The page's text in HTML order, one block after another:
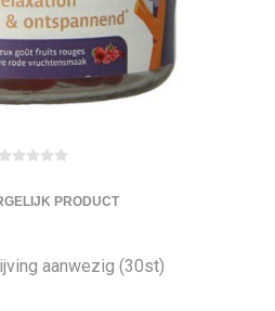
PRODUCT
aanwezig (30st)